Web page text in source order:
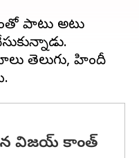
పాటు అటు
తెలుగు, హిందీ
విజయ్ కాంత్